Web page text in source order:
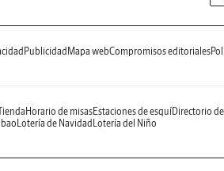
Publicidad Mapa webCompromisos editoriales
Horario de misasEstaciones de esquíDirectorio
Lotería de Navidad Lotería del Niño